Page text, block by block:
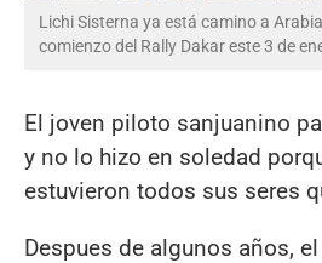
Lichi Sisterna ya está camino a
comienzo del Rally Dakar este 3 de
El joven piloto sanjuanino
y no lo hizo en soledad
estuvieron todos sus seres
Despues de algunos años,